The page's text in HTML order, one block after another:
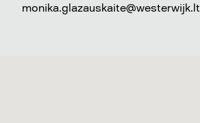
monika.glazauskaite@westerwijk.lt